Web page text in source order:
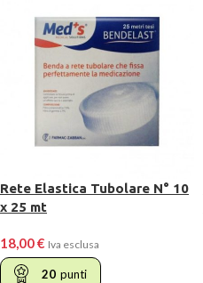
Rete Elastica Tubolare N° 10
x 25 mt
18,00€ Iva esclusa
20 punti